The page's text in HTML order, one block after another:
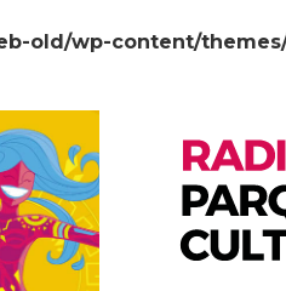
old/wp-content/